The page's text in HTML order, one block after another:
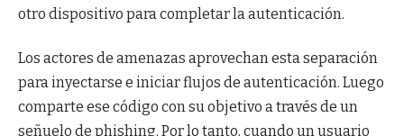
otro dispositivo para completar la autenticación.
Los actores de amenazas aprovechan esta separación
para inyectarse e iniciar flujos de autenticación. Luego
comparte ese código con su objetivo a través de un
señuelo de phishing. Por lo tanto, cuando un usuario